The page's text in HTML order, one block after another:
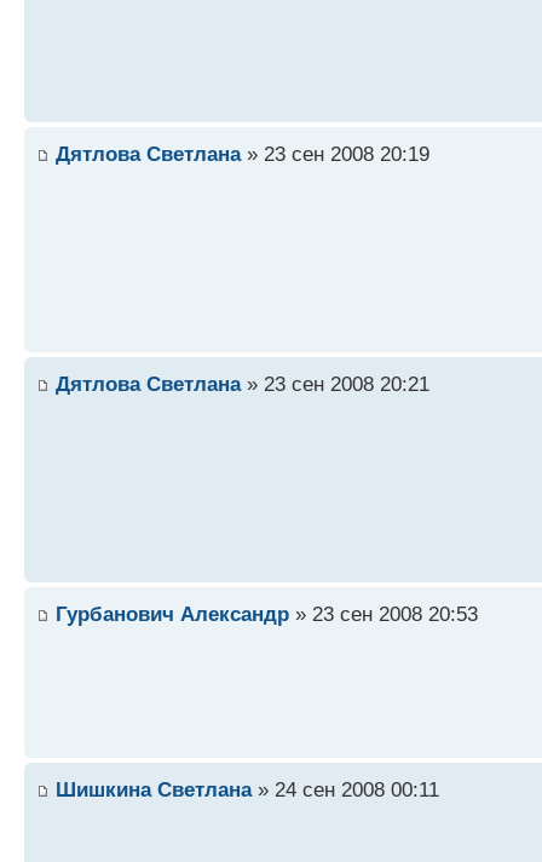
Дятлова Светлана» 23 сен 2008 20:19
Дятлова Светлана» 23 сен 2008 20:21
Гурбанович Александр » 23 сен 2008 20:53
Шишкина Светлана» 24 сен 2008 00:11